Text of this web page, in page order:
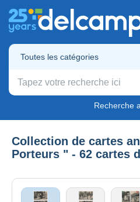
Toutes les catégories
Recherche
Collection de cartes
Porteurs " - 62 cartes